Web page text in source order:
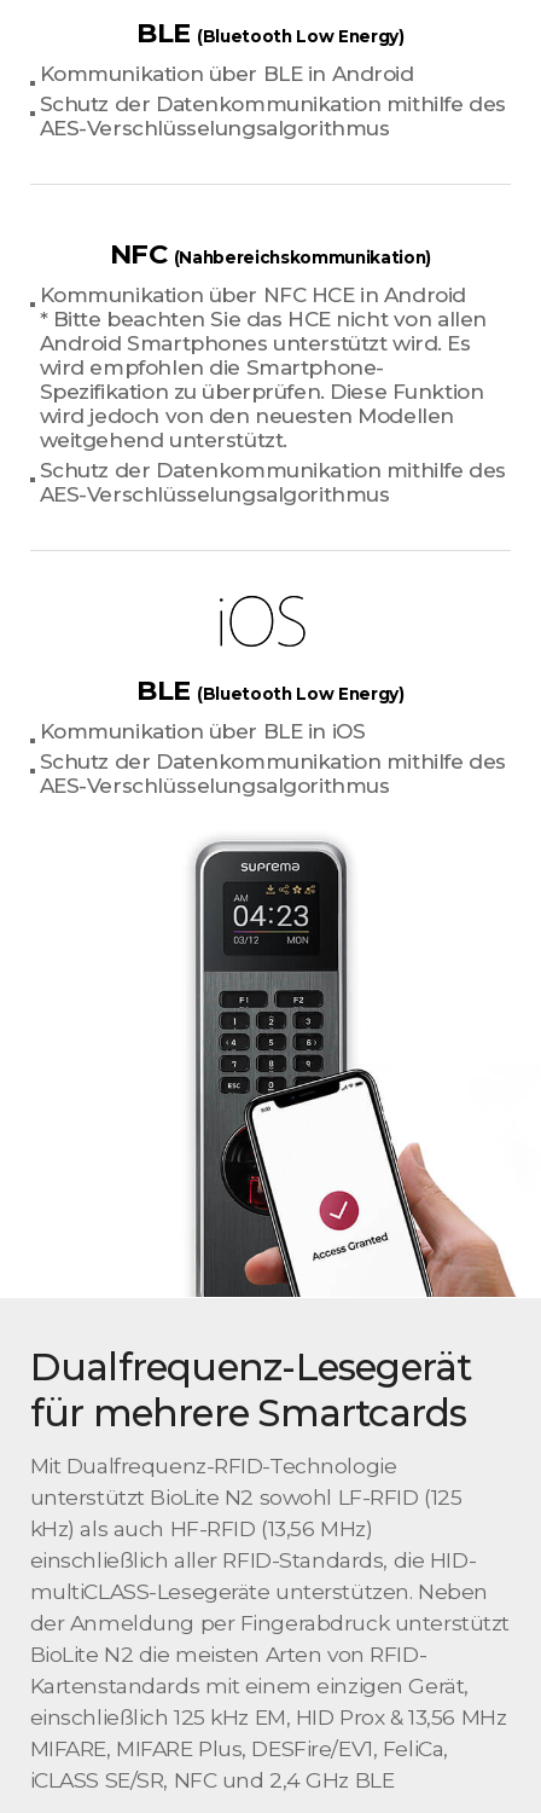
BLE (Bluetooth Low Energy)
Kommunikation über BLE in Android
Schutz der Datenkommunikation mithilfe des
AES-Verschlüsselungsalgorithmus
NFC (Nahbereichskommunikation)
Kommunikation über NFC HCE in Android
* Bitte beachten Sie das HCE nicht von allen
Android Smartphones unterstützt wird. Es
wird empfohlen die Smartphone-
Spezifikation zu überprüfen. Diese Funktion
wird jedoch von den neuesten Modellen
weitgehend unterstützt.
Schutz der Datenkommunikation mithilfe des
AES-Verschlüsselungsalgorithmus
BLE (Bluetooth Low Energy)
Kommunikation über BLE in iOS
Schutz der Datenkommunikation mithilfe des
AES-Verschlüsselungsalgorithmus
Dualfrequenz-Lesegerät
für mehrere Smartcards
Mit Dualfrequenz-RFID-Technologie
unterstützt BioLite N2 sowohl LF-RFID (125
kHz) als auch HF-RFID (13,56 MHz)
einschließlich aller RFID-Standards, die HID-
multiCLASS-Lesegeräte unterstützen. Neben
der Anmeldung per Fingerabdruck unterstützt
BioLite N2 die meisten Arten von RFID-
Kartenstandards mit einem einzigen Gerät,
einschließlich 125 kHz EM, HID Prox & 13,56 MHz
MIFARE, MIFARE Plus, DESFire/EV1, FeliCa,
iCLASS SE/SR, NFC und 2,4 GHz BLE